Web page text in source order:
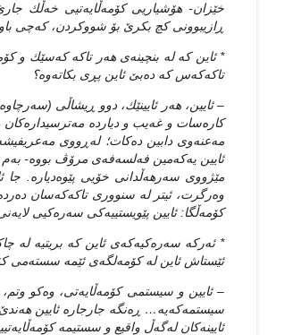
خێزان- هۆشیاریی‌ كۆمه‌ڵایه‌تیی‌ خه‌ڵك
ڕازیبوونی‌ كچ بكرێ‌ بۆ شووكردن، كه‌چی‌
* ئاین كه‌ له‌ بنچینه‌ی هه‌ر تاكه‌ كه‌سێك و
تاكه‌كه‌س كه‌ ده‌بێ ئاین پڕی بكاته‌وه‌؟
– ئایین، هه‌ر ئایینێك، دوو ڕیشاڵی‌
كاره‌سات و غه‌یب و دیارده‌ مه‌ترسیداره‌كان و
مه‌عنه‌وی‌ دابین ده‌كات؛ له‌ڕووی‌
ئایین یه‌كه‌مین فه‌لسه‌فه‌ی‌ مرۆڤ بووه‌- به‌م
مێژووی‌ سه‌رهه‌ڵدانی‌ خۆیی‌ پێوه‌دیاره‌. جا
وه‌رگرت، ئیتر له‌ سنووری‌ تاكه‌كه‌سان
كۆمه‌ڵگا: ئایین پێویستییه‌كی‌ سه‌ره‌كیی‌
* ئه‌ركه‌ سه‌ره‌كیه‌كه‌ی ئاین كه‌ بریتیه‌ له‌
ئێستاش ئاین له‌ كۆمه‌لگه‌ی ئێمه‌ سسته‌می
– ئایین و سیستمی كۆمه‌ڵایه‌تی‌، وه‌كو
سیستمه‌كه‌یه‌… ڕه‌نگه‌ جارجاره‌ ئایین
ئایینه‌كان له‌گه‌ڵ واقیع و سستیمه‌